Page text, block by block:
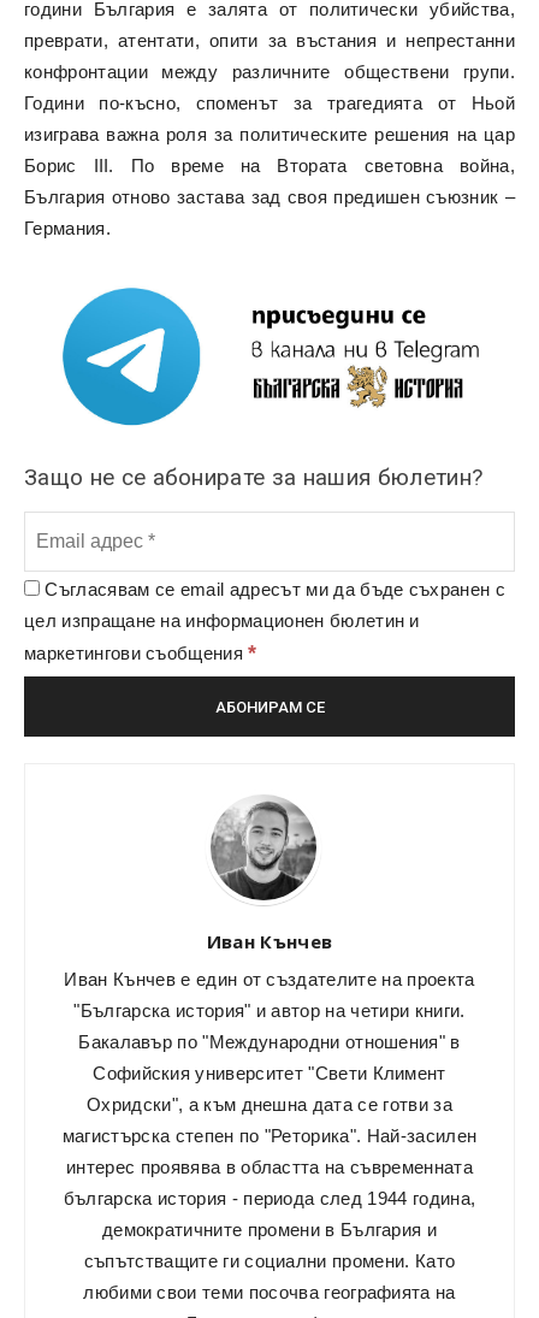
години България е залята от политически убийства,
преврати, атентати, опити за въстания и непрестанни
конфронтации между различните обществени групи.
Години по-късно, споменът за трагедията от Ньой
изиграва важна роля за политическите решения на цар
Борис III. По време на Втората световна война,
България отново застава зад своя предишен съюзник –
Германия.
Защо не се абонирате за нашия бюлетин?
Съгласявам се email адресът ми да бъде съхранен с
цел изпращане на информационен бюлетин и
маркетингови съобщения*
Иван Кънчев
Иван Кънчев е един от създателите на проекта
"Българска история" и автор на четири книги.
Бакалавър по "Международни отношения" в
Софийския университет "Свети Климент
Охридски", а към днешна дата се готви за
магистърска степен по "Реторика". Най-засилен
интерес проявява в областта на съвременната
българска история - периода след 1944 година,
демократичните промени в България и
съпътстващите ги социални промени. Като
любими свои теми посочва географията на